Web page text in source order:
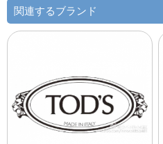
関連するブランド